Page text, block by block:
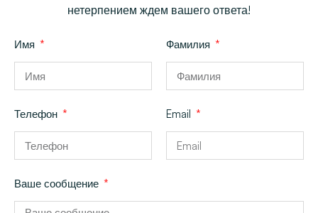
нетерпением ждем вашего ответа!
Имя Фамилия
Телефон Email
Ваше сообщение